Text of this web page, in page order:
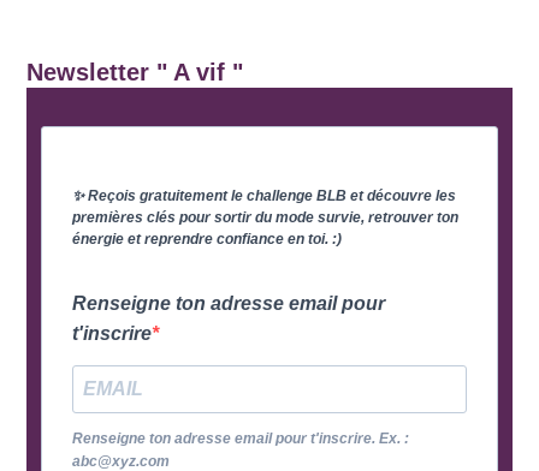
Newsletter " A vif "
✨ Reçois gratuitement le challenge BLB et découvre les
premières clés pour sortir du mode survie, retrouver ton
énergie et reprendre confiance en toi. :)
Renseigne ton adresse email pour
t'inscrire
Renseigne ton adresse email pour t'inscrire. Ex. :
abc@xyz.com